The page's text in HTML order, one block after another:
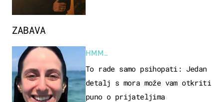
ZABAVA
HMM…
To rade samo psihopati: Jedan
detalj s mora može vam otkriti
puno o prijateljima